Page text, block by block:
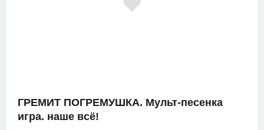
ГРЕМИТ ПОГРЕМУШКА. Мульт-песенка
игра. наше всё!